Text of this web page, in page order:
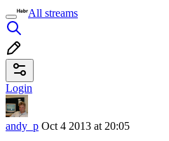
All streams
Login
andy_p Oct 4 2013 at 20:05